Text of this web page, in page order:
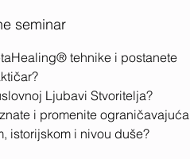
seminar
tehnike i postanete
Ljubavi Stvoritelja?
i promenite ograničavajuća
istorijskom i nivou duše?